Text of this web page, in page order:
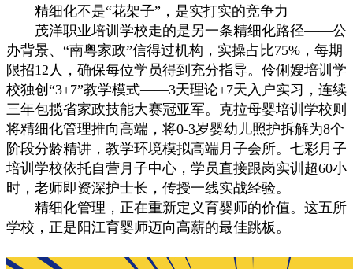
精细化不是“花架子”，是实打实的竞争力
茂洋职业培训学校走的是另一条精细化路径——公
办背景、“南粤家政”信得过机构，实操占比75%，每期
限招12人，确保每位学员得到充分指导。伶俐嫂培训学
校独创“3+7”教学模式——3天理论+7天入户实习，连续
三年包揽省家政技能大赛冠亚军。克拉母婴培训学校则
将精细化管理推向高端，将0-3岁婴幼儿照护拆解为8个
阶段分龄精讲，教学环境模拟高端月子会所。七彩月子
培训学校依托自营月子中心，学员直接跟岗实训超60小
时，老师即资深护士长，传授一线实战经验。
精细化管理，正在重新定义育婴师的价值。这五所
学校，正是阳江育婴师迈向高薪的最佳跳板。